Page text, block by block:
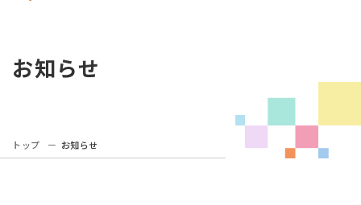
お知らせ
トップ お知らせ